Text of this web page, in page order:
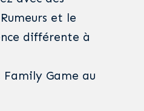
et le
différente à
Game au